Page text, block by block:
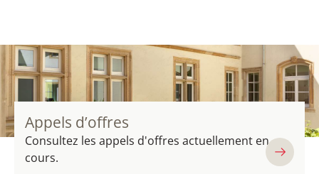
Appels d’offres
Consultez les appels d'offres actuellement en
cours.